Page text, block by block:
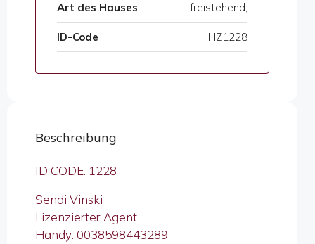
Art des Hauses freistehend,
ID-Code HZ1228
Beschreibung
ID CODE: 1228
Sendi Vinski
Lizenzierter Agent
Handy: 0038598443289